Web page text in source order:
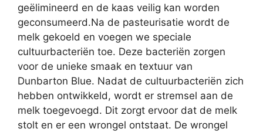
geëlimineerd en de kaas veilig kan worden
geconsumeerd.Na de pasteurisatie wordt de
melk gekoeld en voegen we speciale
cultuurbacteriën toe. Deze bacteriën zorgen
voor de unieke smaak en textuur van
Dunbarton Blue. Nadat de cultuurbacteriën zich
hebben ontwikkeld, wordt er stremsel aan de
melk toegevoegd. Dit zorgt ervoor dat de melk
stolt en er een wrongel ontstaat. De wrongel